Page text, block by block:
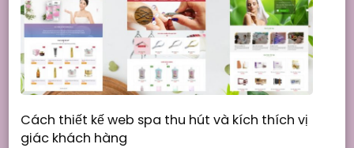
Cách thiết kế web spa thu hút và kích thích vị
giác khách hàng